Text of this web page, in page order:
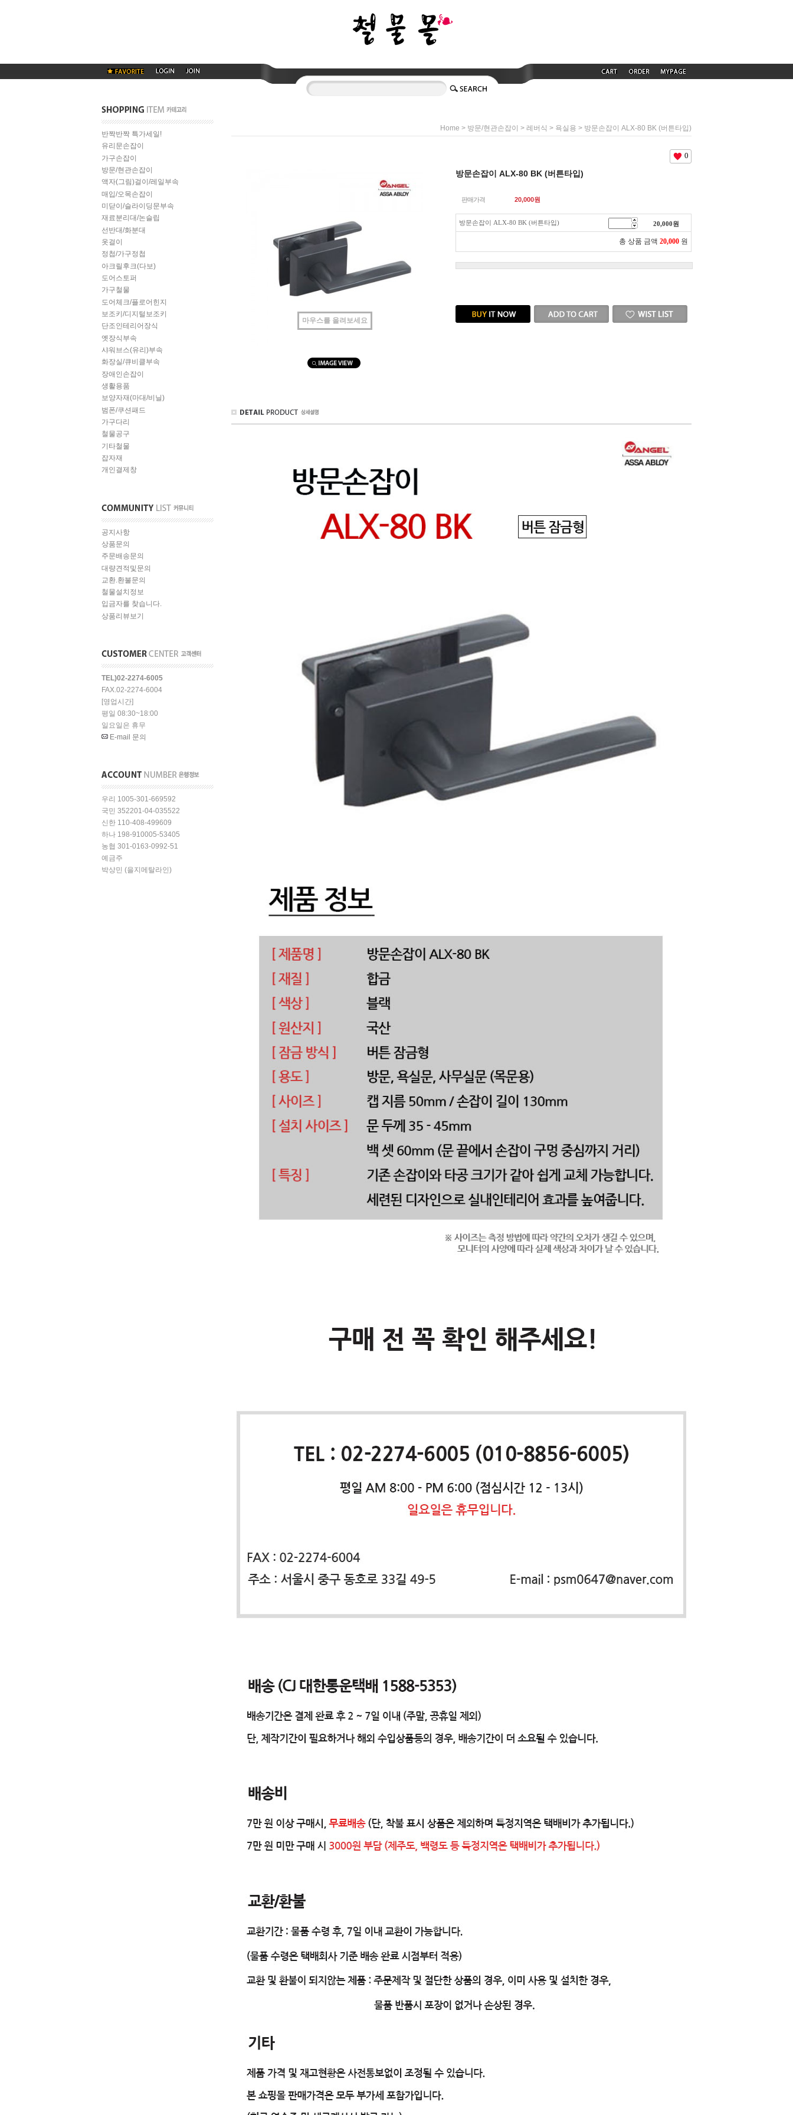
반짝반짝 특가세일!
유리문손잡이
가구손잡이
방문/현관손잡이
액자(그림)걸이/레일부속
매입/오목손잡이
미닫이/슬라이딩문부속
재료분리대/논슬립
선반대/화분대
옷걸이
정첩/가구정첩
아크릴후크(다보)
도어스토퍼
가구철물
도어체크/플로어힌지
보조키/디지털보조키
단조인테리어장식
옛장식부속
샤워브스(유리)부속
화장실/큐비클부속
장애인손잡이
생활용품
보양자재(마대/비닐)
범폰/쿠션패드
가구다리
철물공구
기타철물
잡자재
개인결제창
공지사항
상품문의
주문배송문의
대량견적및문의
교환.환불문의
철물설치정보
입금자를 찾습니다.
상품리뷰보기
TEL)02-2274-6005
FAX.02-2274-6004
[영업시간]
평일 08:30~18:00
일요일은 휴무
E-mail 문의
우리 1005-301-669592
국민 352201-04-035522
신한 110-408-499609
하나 198-910005-53405
농협 301-0163-0992-51
예금주
박상민 (을지메탈라인)
Home > 방문/현관손잡이 > 레버식 > 욕실용 > 방문손잡이 ALX-80 BK (버튼타입)
마우스를 올려보세요
0
방문손잡이 ALX-80 BK (버튼타입)
판매가격 20,000원
방문손잡이 ALX-80 BK (버튼타입) 20,000원
총 상품 금액 20,000 원